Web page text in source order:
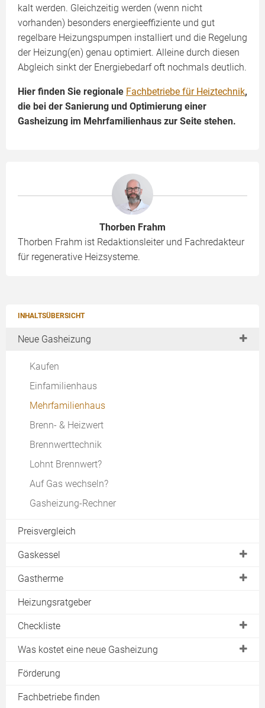
INHALTSÜBERSICHT
Neue Gasheizung
Kaufen
Einfamilienhaus
Mehrfamilienhaus
Brenn- & Heizwert
Brennwerttechnik
Lohnt Brennwert?
Auf Gas wechseln?
Gasheizung-Rechner
Preisvergleich
Gaskessel
Gasheizungen von Buderus
Gasheizungen von Viessmann
Gas-Brennwertkessel
Gasetagenheizung
Dachheizzentrale
Gastherme
Brennwerttherme
Kombitherme
Heizungsratgeber
Checkliste
Machbarkeit
Ortstermin
Was kostet eine neue Gasheizung
Gastherme
Brennwerttherme
Förderung
Fachbetriebe finden
kalt werden. Gleichzeitig werden (wenn nicht
vorhanden) besonders energieeffiziente und gut
regelbare Heizungspumpen installiert und die Regelung
der Heizung(en) genau optimiert. Alleine durch diesen
Abgleich sinkt der Energiebedarf oft nochmals deutlich.
Hier finden Sie regionale Fachbetriebe für Heiztechnik,
die bei der Sanierung und Optimierung einer
Gasheizung im Mehrfamilienhaus zur Seite stehen.
Thorben Frahm
Thorben Frahm ist Redaktionsleiter und Fachredakteur
für regenerative Heizsysteme.